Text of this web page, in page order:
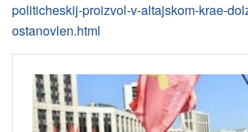
politicheskij-proizvol-v-altajskom-krae-
ostanovlen.html